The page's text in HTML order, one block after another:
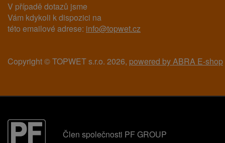
V případě dotazů jsme
Vám kdykoli k dispozici na
této emailové adrese: info@topwet.cz
Copyright © TOPWET s.r.o. 2026, powered by ABRA E-shop
Člen společnosti PF GROUP